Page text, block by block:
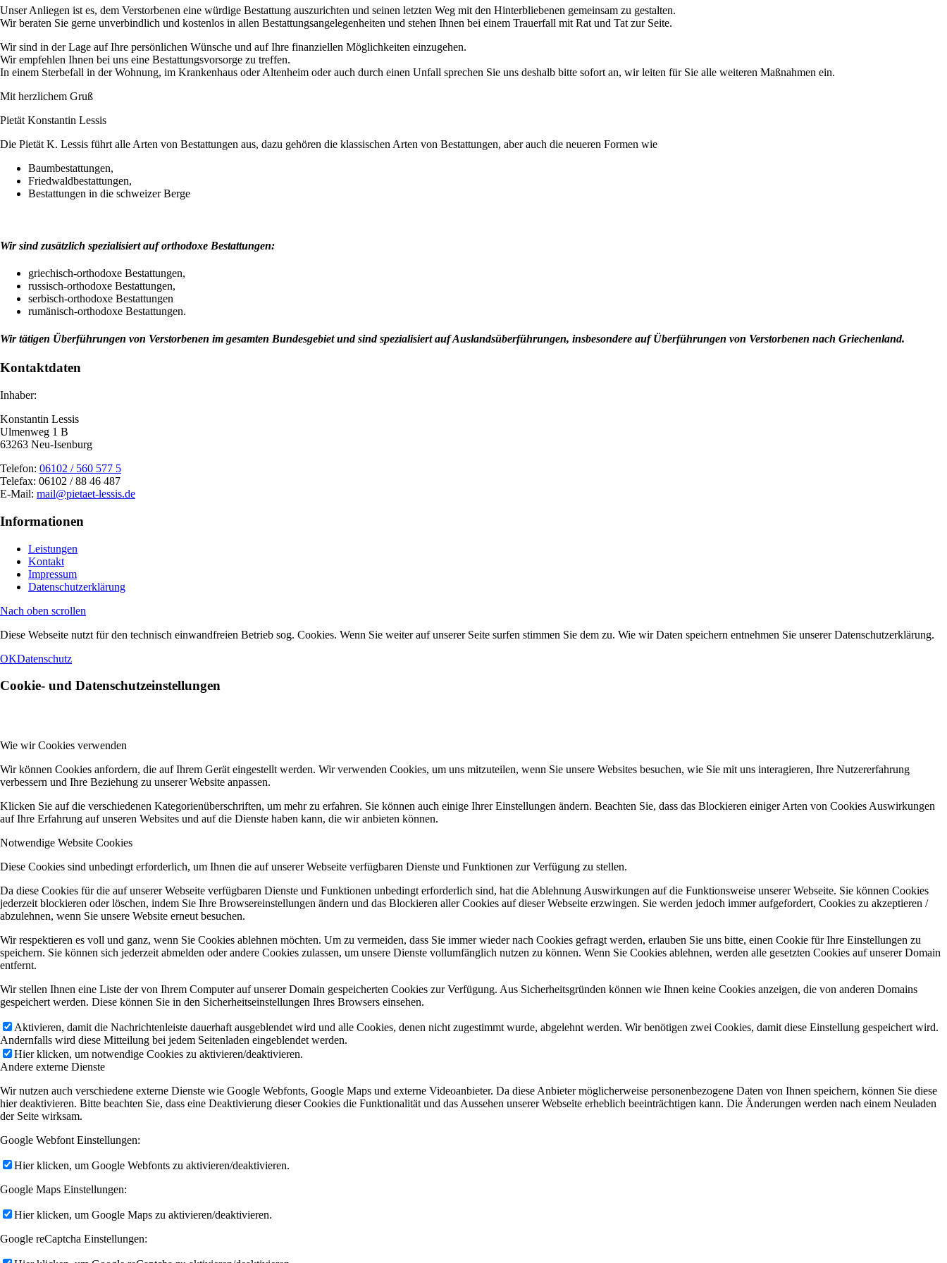
Unser Anliegen ist es, dem Verstorbenen eine würdige Bestattung auszurichten und seinen letzten Weg mit den Hinterbliebenen gemeinsam zu gestalten.
Wir beraten Sie gerne unverbindlich und kostenlos in allen Bestattungsangelegenheiten und stehen Ihnen bei einem Trauerfall mit Rat und Tat zur Seite.
Wir sind in der Lage auf Ihre persönlichen Wünsche und auf Ihre finanziellen Möglichkeiten einzugehen.
Wir empfehlen Ihnen bei uns eine Bestattungsvorsorge zu treffen.
In einem Sterbefall in der Wohnung, im Krankenhaus oder Altenheim oder auch durch einen Unfall sprechen Sie uns deshalb bitte sofort an, wir leiten für Sie alle weiteren Maßnahmen ein.
Mit herzlichem Gruß
Pietät Konstantin Lessis
Die Pietät K. Lessis führt alle Arten von Bestattungen aus, dazu gehören die klassischen Arten von Bestattungen, aber auch die neueren Formen wie
Baumbestattungen,
Friedwaldbestattungen,
Bestattungen in die schweizer Berge
Wir sind zusätzlich spezialisiert auf orthodoxe Bestattungen:
griechisch-orthodoxe Bestattungen,
russisch-orthodoxe Bestattungen,
serbisch-orthodoxe Bestattungen
rumänisch-orthodoxe Bestattungen.
Wir tätigen Überführungen von Verstorbenen im gesamten Bundesgebiet und sind spezialisiert auf Auslandsüberführungen, insbesondere auf Überführungen von Verstorbenen nach Griechenland.
Kontaktdaten
Inhaber:
Konstantin Lessis
Ulmenweg 1 B
63263 Neu-Isenburg
Telefon: 06102 / 560 577 5
Telefax: 06102 / 88 46 487
E-Mail: mail@pietaet-lessis.de
Informationen
Leistungen
Kontakt
Impressum
Datenschutzerklärung
Nach oben scrollen
Diese Webseite nutzt für den technisch einwandfreien Betrieb sog. Cookies. Wenn Sie weiter auf unserer Seite surfen stimmen Sie dem zu. Wie wir Daten speichern entnehmen Sie unserer Datenschutzerklärung.
OKDatenschutz
Cookie- und Datenschutzeinstellungen
Wie wir Cookies verwenden
Wir können Cookies anfordern, die auf Ihrem Gerät eingestellt werden. Wir verwenden Cookies, um uns mitzuteilen, wenn Sie unsere Websites besuchen, wie Sie mit uns interagieren, Ihre Nutzererfahrung
verbessern und Ihre Beziehung zu unserer Website anpassen.
Klicken Sie auf die verschiedenen Kategorienüberschriften, um mehr zu erfahren. Sie können auch einige Ihrer Einstellungen ändern. Beachten Sie, dass das Blockieren einiger Arten von Cookies Auswirkungen
auf Ihre Erfahrung auf unseren Websites und auf die Dienste haben kann, die wir anbieten können.
Notwendige Website Cookies
Diese Cookies sind unbedingt erforderlich, um Ihnen die auf unserer Webseite verfügbaren Dienste und Funktionen zur Verfügung zu stellen.
Da diese Cookies für die auf unserer Webseite verfügbaren Dienste und Funktionen unbedingt erforderlich sind, hat die Ablehnung Auswirkungen auf die Funktionsweise unserer Webseite. Sie können Cookies
jederzeit blockieren oder löschen, indem Sie Ihre Browsereinstellungen ändern und das Blockieren aller Cookies auf dieser Webseite erzwingen. Sie werden jedoch immer aufgefordert, Cookies zu akzeptieren /
abzulehnen, wenn Sie unsere Website erneut besuchen.
Wir respektieren es voll und ganz, wenn Sie Cookies ablehnen möchten. Um zu vermeiden, dass Sie immer wieder nach Cookies gefragt werden, erlauben Sie uns bitte, einen Cookie für Ihre Einstellungen zu
speichern. Sie können sich jederzeit abmelden oder andere Cookies zulassen, um unsere Dienste vollumfänglich nutzen zu können. Wenn Sie Cookies ablehnen, werden alle gesetzten Cookies auf unserer Domain
entfernt.
Wir stellen Ihnen eine Liste der von Ihrem Computer auf unserer Domain gespeicherten Cookies zur Verfügung. Aus Sicherheitsgründen können wie Ihnen keine Cookies anzeigen, die von anderen Domains
gespeichert werden. Diese können Sie in den Sicherheitseinstellungen Ihres Browsers einsehen.
Aktivieren, damit die Nachrichtenleiste dauerhaft ausgeblendet wird und alle Cookies, denen nicht zugestimmt wurde, abgelehnt werden. Wir benötigen zwei Cookies, damit diese Einstellung gespeichert wird.
Andernfalls wird diese Mitteilung bei jedem Seitenladen eingeblendet werden.
Hier klicken, um notwendige Cookies zu aktivieren/deaktivieren.
Andere externe Dienste
Wir nutzen auch verschiedene externe Dienste wie Google Webfonts, Google Maps und externe Videoanbieter. Da diese Anbieter möglicherweise personenbezogene Daten von Ihnen speichern, können Sie diese
hier deaktivieren. Bitte beachten Sie, dass eine Deaktivierung dieser Cookies die Funktionalität und das Aussehen unserer Webseite erheblich beeinträchtigen kann. Die Änderungen werden nach einem Neuladen
der Seite wirksam.
Google Webfont Einstellungen:
Hier klicken, um Google Webfonts zu aktivieren/deaktivieren.
Google Maps Einstellungen:
Hier klicken, um Google Maps zu aktivieren/deaktivieren.
Google reCaptcha Einstellungen: